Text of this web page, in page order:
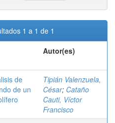
1 a 1 de 1
Autor(es)
de
de un
Tipián Valenzuela,
César; Cataño
Cauti, Víctor
Francisco